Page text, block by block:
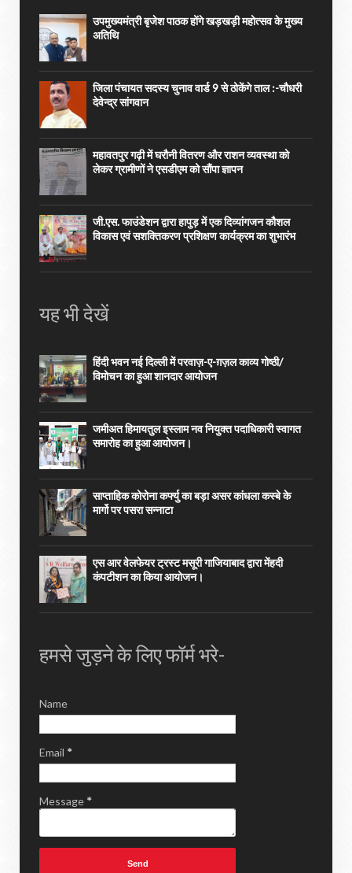
उपमुख्यमंत्री बृजेश पाठक होंगे खड़खड़ी महोत्सव के मुख्य
अतिथि
जिला पंचायत सदस्य चुनाव वार्ड 9 से ठोकेंगे ताल :-चौधरी
देवेन्द्र सांगवान
महावतपुर गढ़ी में घरौनी वितरण और राशन व्यवस्था को
लेकर ग्रामीणों ने एसडीएम को सौंपा ज्ञापन
जी.एस. फाउंडेशन द्वारा हापुड़ में एक दिव्यांगजन कौशल
विकास एवं सशक्तिकरण प्रशिक्षण कार्यक्रम का शुभारंभ
यह भी देखें
हिंदी भवन नई दिल्ली में परवाज़-ए-ग़ज़ल काव्य गोष्ठी/
विमोचन का हुआ शानदार आयोजन
जमीअत हिमायतुल इस्लाम नव नियुक्त पदाधिकारी स्वागत
समारोह का हुआ आयोजन।
साप्ताहिक कोरोना कर्फ्यु का बड़ा असर कांधला कस्बे के
मार्गो पर पसरा सन्नाटा
एस आर वेलफेयर ट्रस्ट मसूरी गाजियाबाद द्वारा मेंहदी
कंपटीशन का किया आयोजन।
हमसे जुड़ने के लिए फॉर्म भरे-
Name
Email *
Message *